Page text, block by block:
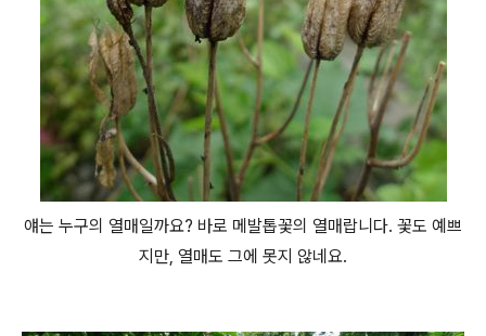
얘는 누구의 열매일까요? 바로 메발톱꽃의 열매랍니다. 꽃도 예쁘
지만, 열매도 그에 못지 않네요.